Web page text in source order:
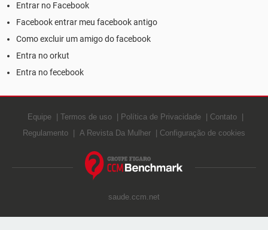
Entrar no Facebook
Facebook entrar meu facebook antigo
Como excluir um amigo do facebook
Entra no orkut
Entra no fecebook
Equipe Termos de uso Política de Privacidade
Contato
Regulamento
A Revista Da Mulher Configuração de cookies
saude.ccm.net